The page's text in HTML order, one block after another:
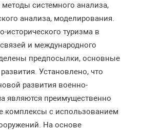
системного анализа,
анализа, моделирования.
исторического туризма в
и международного
предпосылки, основные
Установлено, что
развития военно-
являются преимущественно
комплексы с использованием
На основе